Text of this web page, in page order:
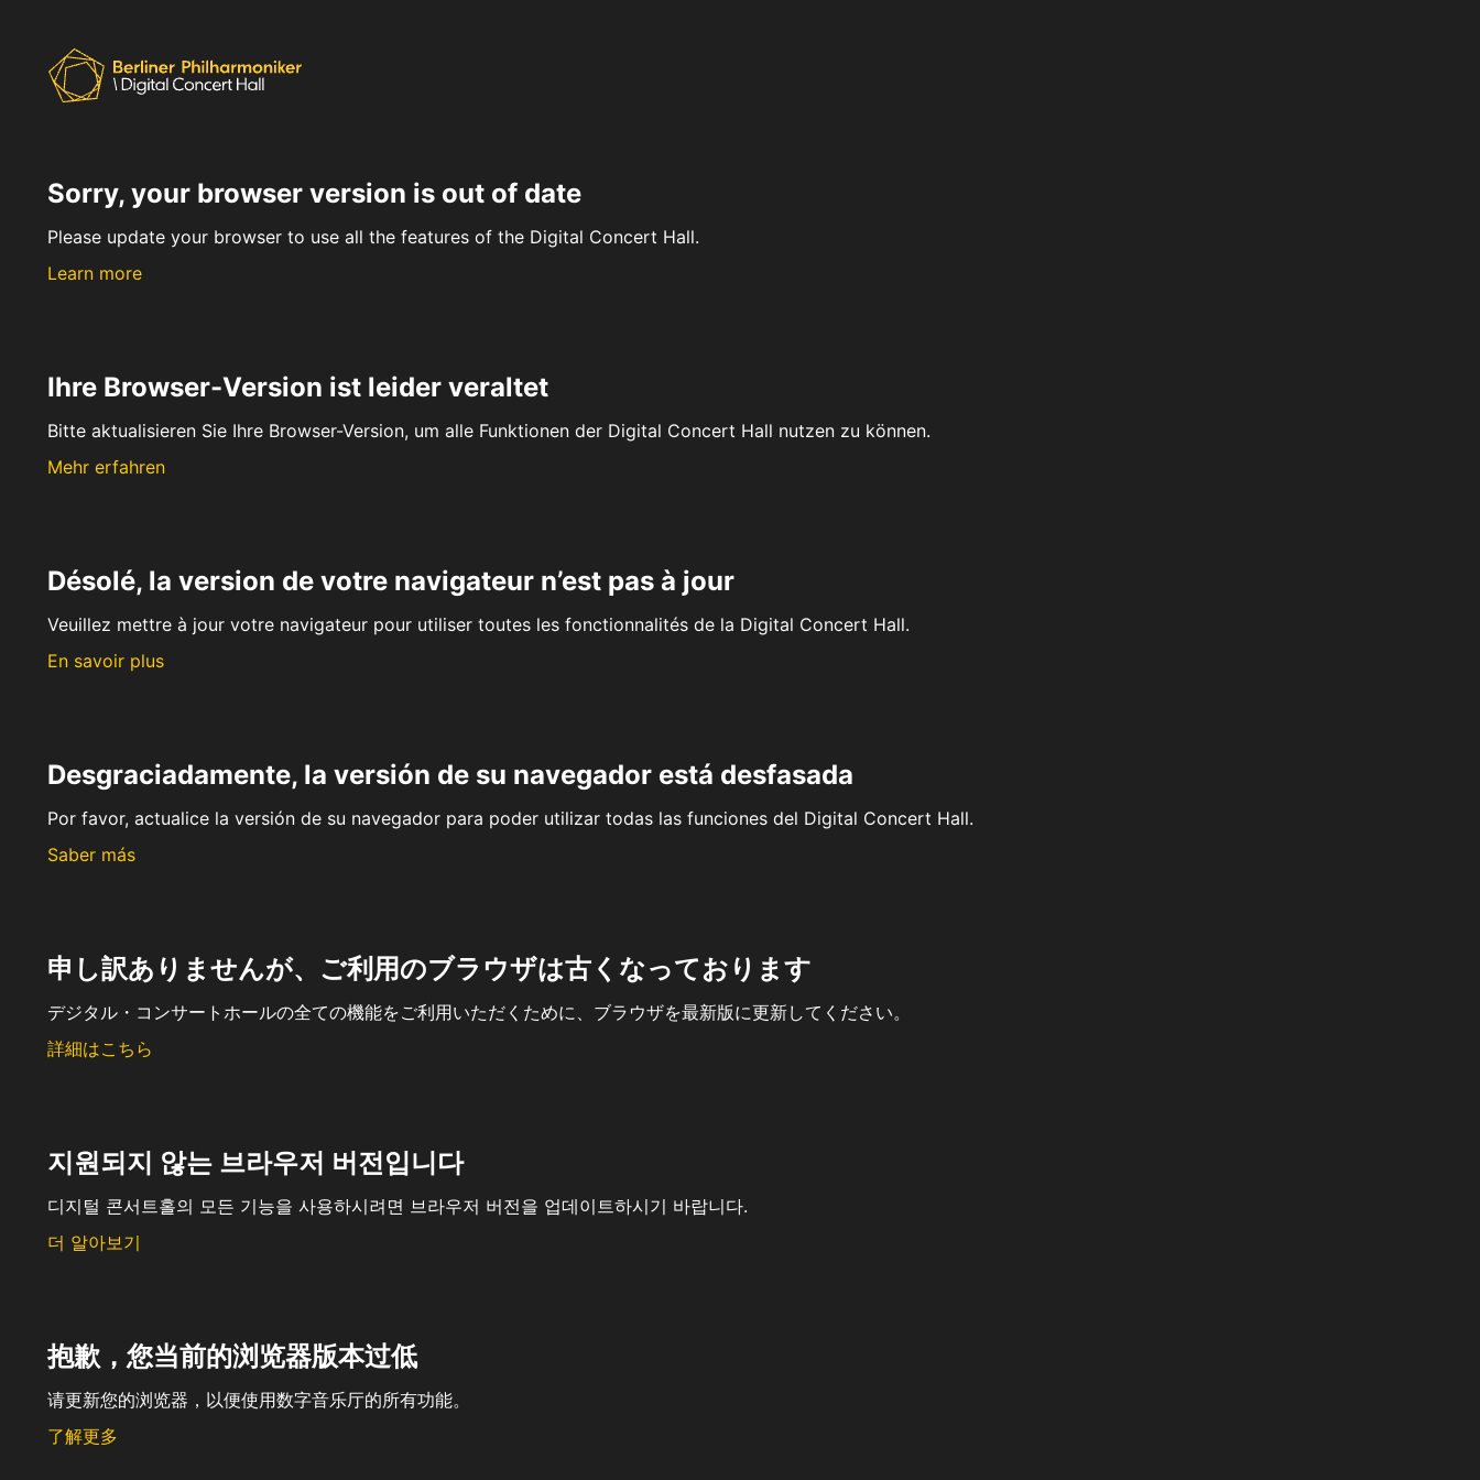
Sorry, your browser version is out of date
Please update your browser to use all the features of the Digital Concert Hall.
Learn more
Ihre Browser-Version ist leider veraltet
Bitte aktualisieren Sie Ihre Browser-Version, um alle Funktionen der Digital Concert Hall nutzen zu können.
Mehr erfahren
Désolé, la version de votre navigateur n’est pas à jour
Veuillez mettre à jour votre navigateur pour utiliser toutes les fonctionnalités de la Digital Concert Hall.
En savoir plus
Desgraciadamente, la versión de su navegador está desfasada
Por favor, actualice la versión de su navegador para poder utilizar todas las funciones del Digital Concert Hall.
Saber más
申し訳ありませんが、ご利用のブラウザは古くなっております
デジタル・コンサートホールの全ての機能をご利用いただくために、ブラウザを最新版に更新してください。
詳細はこちら
지원되지 않는 브라우저 버전입니다
디지털 콘서트홀의 모든 기능을 사용하시려면 브라우저 버전을 업데이트하시기 바랍니다.
더 알아보기
抱歉，您当前的浏览器版本过低
请更新您的浏览器，以便使用数字音乐厅的所有功能。
了解更多